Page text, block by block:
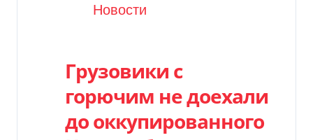
Категория
Новости
Грузовики с
горючим не доехали
до оккупированного